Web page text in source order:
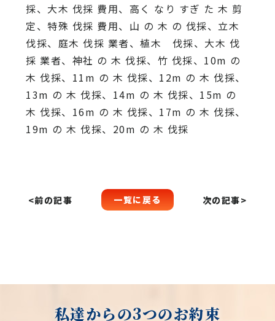
採、大木 伐採 費用、高く なり すぎ た 木 剪
定、特殊 伐採 費用、山 の 木 の 伐採、立木
伐採、庭木 伐採 業者、植木 伐採、大木 伐
採 業者、神社 の 木 伐採、竹 伐採、10m の
木 伐採、11m の 木 伐採、12m の 木 伐採、
13m の 木 伐採、14m の 木 伐採、15m の
木 伐採、16m の 木 伐採、17m の 木 伐採、
19m の 木 伐採、20m の 木 伐採
<前の記事 一覧に戻る 次の記事>
私達からの3つのお約束